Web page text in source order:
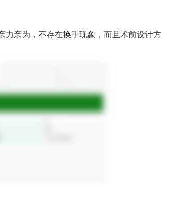
力亲为，不存在换手现象，而且术前设计方